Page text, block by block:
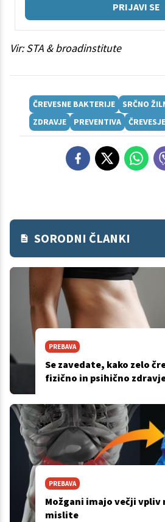
PRIJAVI SE
Vir: STA & broadinstitute
ČREVESNE BAKTERIJE
SRČNO
ZDRAVJE
PREVENTIVA ČREVESJE
SORODNI ČLANKI
PREBAVA
Se zavedate, kako zelo
fizično in psihično
PREBAVA
Možgani imajo večji vpliv
mislite